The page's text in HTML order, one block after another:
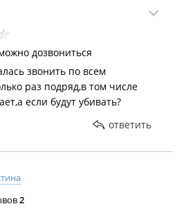
дозвониться
звонить по всем
раз подряд,в том числе
если будут убивать?
ответить
2